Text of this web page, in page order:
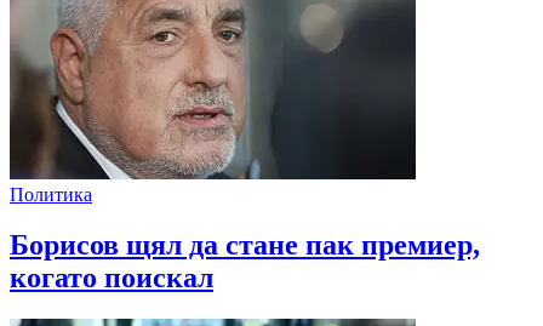
Политика
Борисов щял да стане пак премиер,
когато поискал